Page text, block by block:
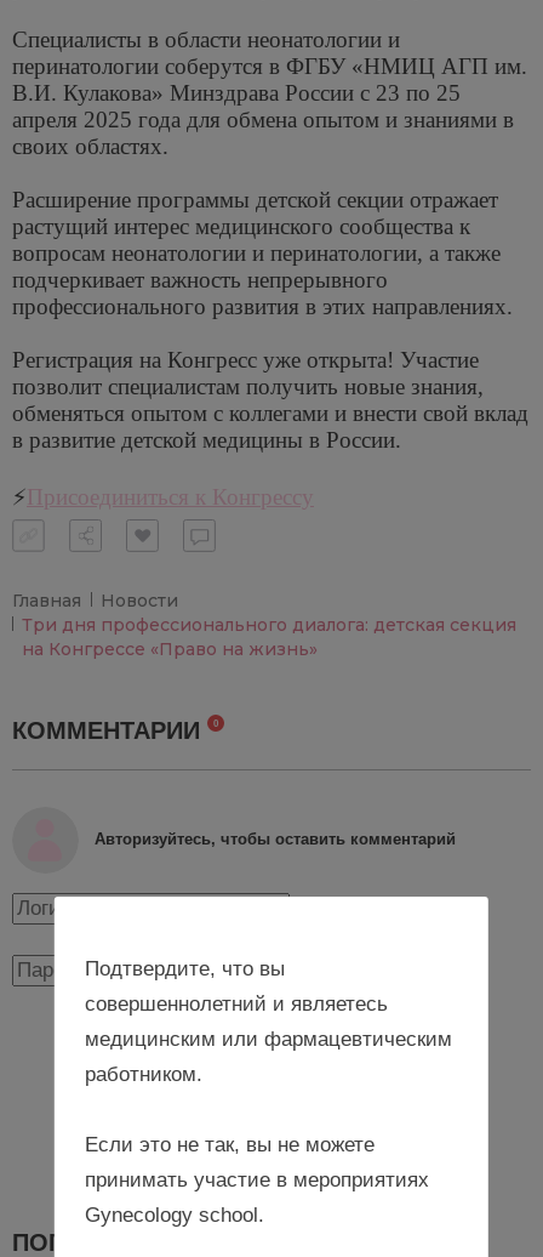
Специалисты в области неонатологии и
перинатологии соберутся в ФГБУ «НМИЦ АГП им.
В.И. Кулакова» Минздрава России с 23 по 25
апреля 2025 года для обмена опытом и знаниями в
своих областях.
Расширение программы детской секции отражает
растущий интерес медицинского сообщества к
вопросам неонатологии и перинатологии, а также
подчеркивает важность непрерывного
профессионального развития в этих направлениях.
Регистрация на Конгресс уже открыта! Участие
позволит специалистам получить новые знания,
обменяться опытом с коллегами и внести свой вклад
в развитие детской медицины в России.
⚡️Присоединиться к Конгрессу
Главная
Новости
Три дня профессионального диалога: детская секция
на Конгрессе «Право на жизнь»
КОММЕНТАРИИ 0
Авторизуйтесь, чтобы оставить комментарий
Авторизоваться
ПОПУЛЯРНЫЕ НОВОСТИ
Подтвердите, что вы
совершеннолетний и являетесь
медицинским или фармацевтическим
работником.
Если это не так, вы не можете
принимать участие в мероприятиях
Gynecology school.